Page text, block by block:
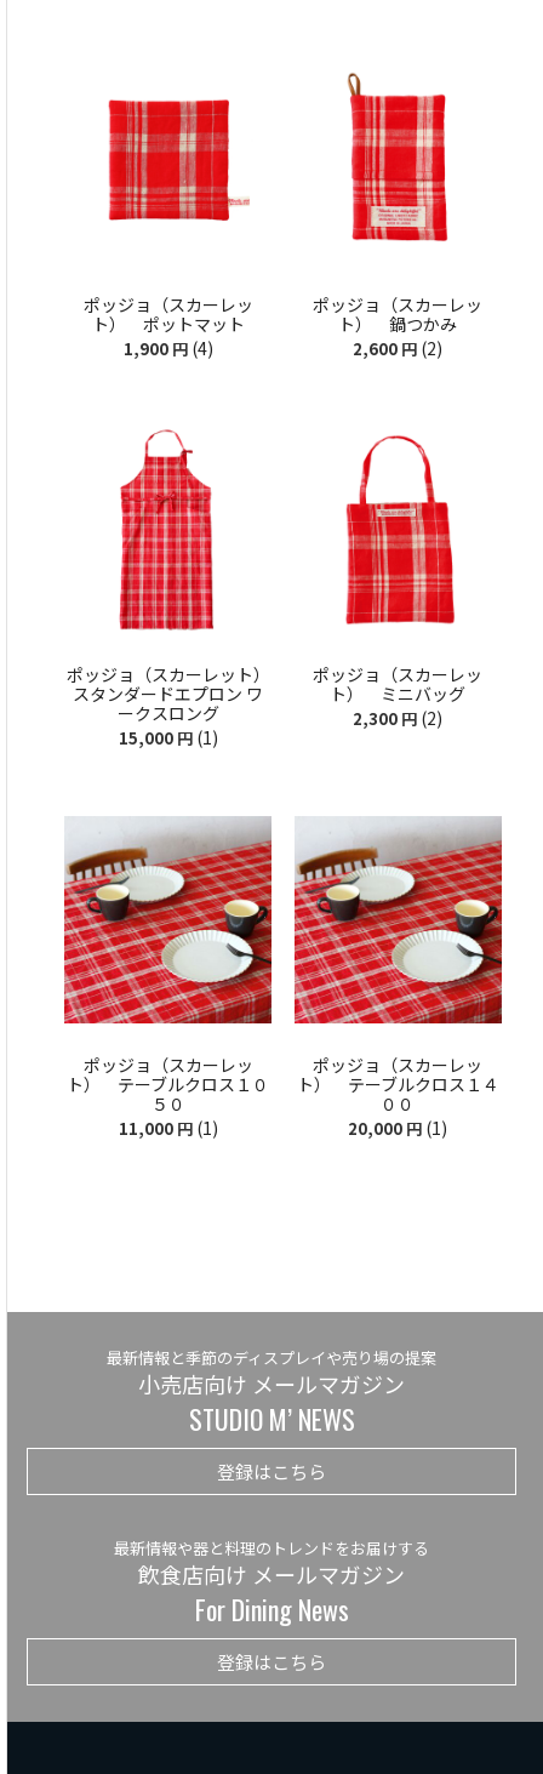
ポッジョ（スカーレッ
ト） ポットマット
1,900 円 (4)
ポッジョ（スカーレッ
ト） 鍋つかみ
2,600 円 (2)
ポッジョ（スカーレット）
スタンダードエプロン ワ
ークスロング
15,000 円 (1)
ポッジョ（スカーレッ
ト） ミニバッグ
2,300 円 (2)
ポッジョ（スカーレッ
ト） テーブルクロス１０
５０
11,000 円 (1)
ポッジョ（スカーレッ
ト） テーブルクロス１４
００
20,000 円 (1)
最新情報と季節のディスプレイや売り場の提案
小売店向け メールマガジン
STUDIO M’ NEWS
登録はこちら
最新情報や器と料理のトレンドをお届けする
飲食店向け メールマガジン
For Dining News
登録はこちら